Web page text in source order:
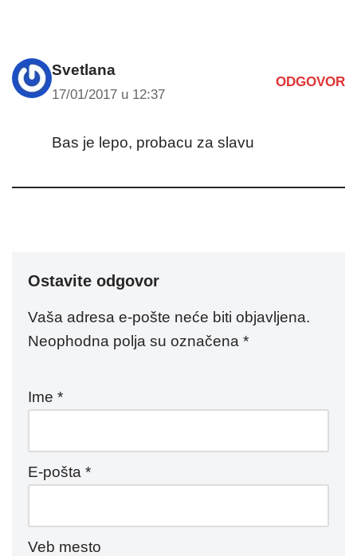
Svetlana
17/01/2017 u 12:37
ODGOVOR
Bas je lepo, probacu za slavu
Ostavite odgovor
Vaša adresa e-pošte neće biti objavljena.
Neophodna polja su označena *
Ime *
E-pošta *
Veb mesto